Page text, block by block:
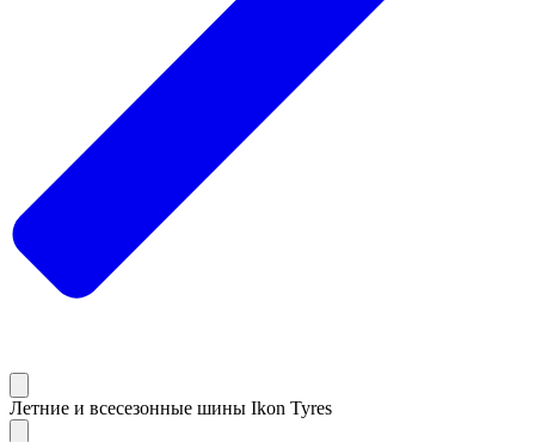
Летние и всесезонные шины Ikon Tyres